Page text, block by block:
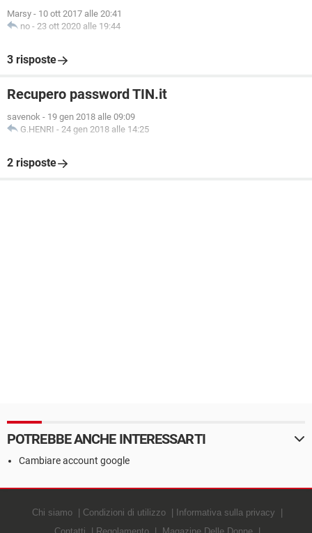
Marsy - 10 ott 2017 alle 20:41
no - 23 ott 2020 alle 19:44
3 risposte
Recupero password TIN.it
savenok - 19 gen 2018 alle 09:09
G.HENRI - 24 gen 2018 alle 14:25
2 risposte
POTREBBE ANCHE INTERESSARTI
Cambiare account google
Chi siamo Condizioni di utilizzo
Informativa sulla privacy